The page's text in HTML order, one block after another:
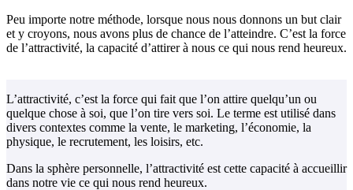
Peu importe notre méthode, lorsque nous nous donnons un but clair
et y croyons, nous avons plus de chance de l’atteindre. C’est la force
de l’attractivité, la capacité d’attirer à nous ce qui nous rend heureux.
L’attractivité, c’est la force qui fait que l’on attire quelqu’un ou
quelque chose à soi, que l’on tire vers soi. Le terme est utilisé dans
divers contextes comme la vente, le marketing, l’économie, la
physique, le recrutement, les loisirs, etc.
Dans la sphère personnelle, l’attractivité est cette capacité à accueillir
dans notre vie ce qui nous rend heureux.